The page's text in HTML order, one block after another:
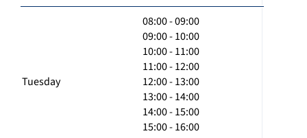
Tuesday
08:00 - 09:00
09:00 - 10:00
10:00 - 11:00
11:00 - 12:00
12:00 - 13:00
13:00 - 14:00
14:00 - 15:00
15:00 - 16:00